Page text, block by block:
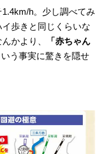
h。少し調べてみ
歩きと同じくらいな
かより、
「赤ちゃん
いう事実に驚きを隠せ